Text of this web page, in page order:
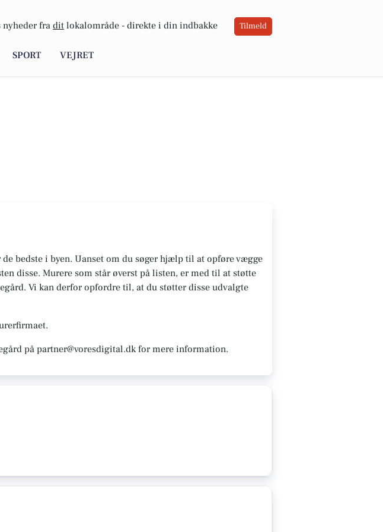
nyheder fra dit lokalområde - direkte i din indbakke Tilmeld
SPORT VEJRET
bedste i byen. Uanset om du søger hjælp til at opføre vægge
disse. Murere som står øverst på listen, er med til at støtte
Vi kan derfor opfordre til, at du støtter disse udvalgte
på partner@voresdigital.dk for mere information.